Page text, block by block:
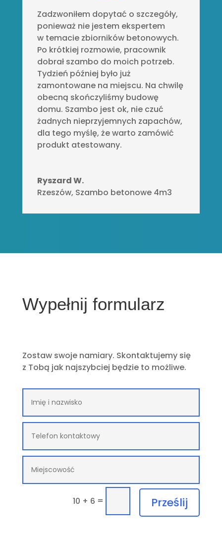
Zadzwoniłem dopytać o szczegóły,
ponieważ nie jestem ekspertem
w temacie zbiorników betonowych.
Po krótkiej rozmowie, pracownik
dobrał szambo do moich potrzeb.
Tydzień później było już
zamontowane na miejscu. Na chwilę
obecną skończyliśmy budowę
domu. Szambo jest ok, nie czuć
żadnych nieprzyjemnych zapachów,
dla tego myślę, że warto zamówić
produkt atestowany.
Ryszard W.
Rzeszów, Szambo betonowe 4m3
Wypełnij formularz
Zostaw swoje namiary. Skontaktujemy się
z Tobą jak najszybciej będzie to możliwe.
10 + 6 = Prześlij